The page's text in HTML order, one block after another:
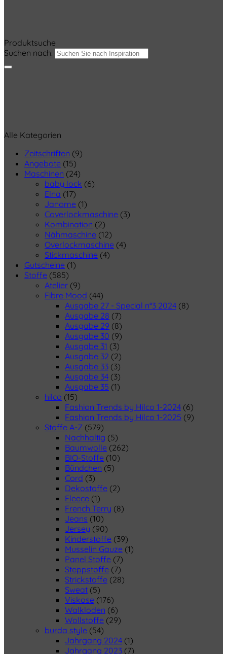
Produktsuche
Suchen nach:
Alle Kategorien
Zeitschriften (9)
Angebote (15)
Maschinen (24)
baby lock (6)
Elna (17)
Janome (1)
Coverlockmaschine (3)
Kombination (2)
Nähmaschine (12)
Overlockmaschine (4)
Stickmaschine (4)
Gutscheine (1)
Stoffe (585)
Atelier (9)
Fibre Mood (44)
Ausgabe 27 - Special n°3 2024 (8)
Ausgabe 28 (7)
Ausgabe 29 (8)
Ausgabe 30 (9)
Ausgabe 31 (3)
Ausgabe 32 (2)
Ausgabe 33 (3)
Ausgabe 34 (3)
Ausgabe 35 (1)
hilco (15)
Fashion Trends by Hilco 1-2024 (6)
Fashion Trends by Hilco 1-2025 (9)
Stoffe A-Z (579)
Nachhaltig (5)
Baumwolle (262)
BIO-Stoffe (10)
Bündchen (5)
Cord (3)
Dekostoffe (2)
Fleece (1)
French Terry (8)
Jeans (10)
Jersey (90)
Kinderstoffe (39)
Musselin Gauze (1)
Panel Stoffe (7)
Steppstoffe (7)
Strickstoffe (28)
Sweat (5)
Viskose (176)
Walkloden (6)
Wollstoffe (29)
burda style (54)
Jahrgang 2024 (1)
Jahrgang 2023 (7)